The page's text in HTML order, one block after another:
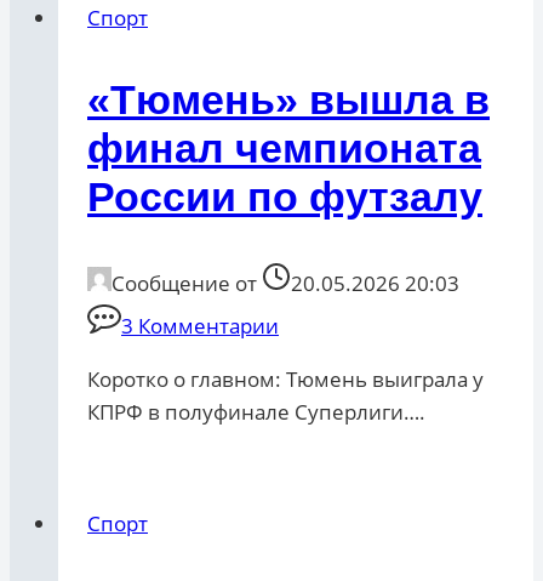
Спорт
«Тюмень» вышла в
финал чемпионата
России по футзалу
Сообщение от
20.05.2026 20:03
3 Комментарии
Коротко о главном: Тюмень выиграла у
КПРФ в полуфинале Суперлиги….
Спорт